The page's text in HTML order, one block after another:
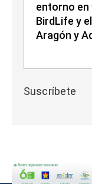
entorno en
BirdLife y
Aragón y
Suscríbete